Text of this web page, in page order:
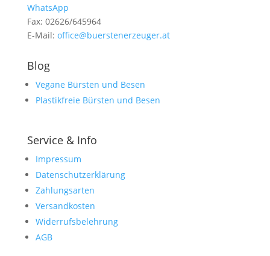
WhatsApp
Fax: 02626/645964
E-Mail: office@buerstenerzeuger.at
Blog
Vegane Bürsten und Besen
Plastikfreie Bürsten und Besen
Service & Info
Impressum
Datenschutzerklärung
Zahlungsarten
Versandkosten
Widerrufsbelehrung
AGB